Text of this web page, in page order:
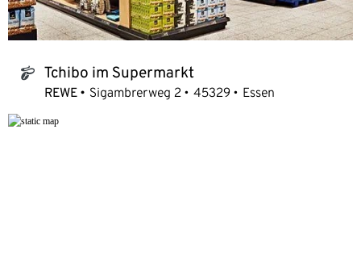
tchibo_logo Tchibo im Supermarkt
REWE Sigambrerweg 2 45329 Essen